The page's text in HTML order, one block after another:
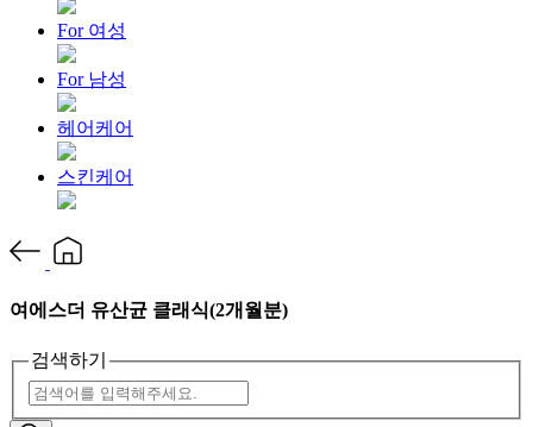
For 여성
For 남성
헤어케어
스킨케어
여에스더 유산균 클래식(2개월분)
검색하기